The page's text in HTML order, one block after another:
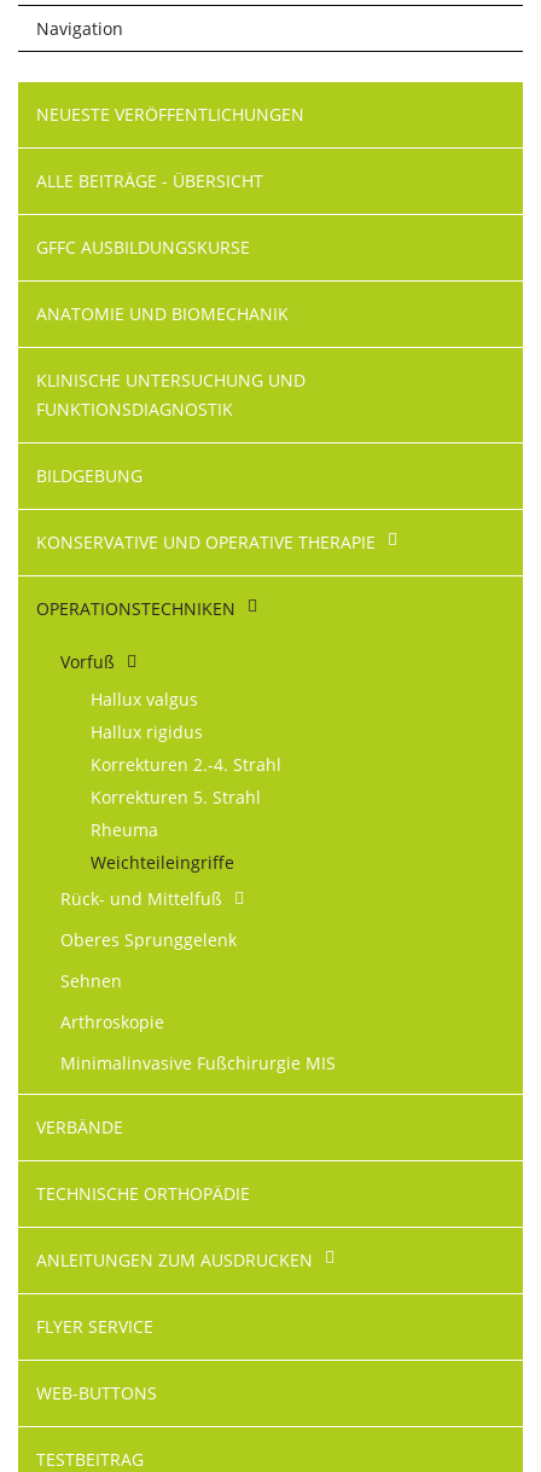
Navigation
überspringen
NEUESTE VERÖFFENTLICHUNGEN
ALLE BEITRÄGE - ÜBERSICHT
GFFC AUSBILDUNGSKURSE
ANATOMIE UND BIOMECHANIK
KLINISCHE UNTERSUCHUNG UND
FUNKTIONSDIAGNOSTIK
BILDGEBUNG
KONSERVATIVE UND OPERATIVE THERAPIE
OPERATIONS­TECHNIKEN
Vorfuß
Hallux valgus
Hallux rigidus
Korrekturen 2.-4. Strahl
Korrekturen 5. Strahl
Rheuma
Weichteileingriffe
Rück- und Mittelfuß
Oberes Sprunggelenk
Sehnen
Arthroskopie
Minimalinvasive Fußchirurgie MIS
VERBÄNDE
TECHNISCHE ORTHOPÄDIE
ANLEITUNGEN ZUM AUSDRUCKEN
FLYER SERVICE
WEB-BUTTONS
TESTBEITRAG